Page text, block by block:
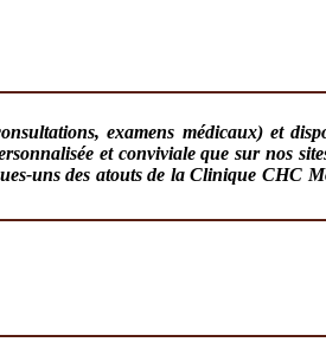
examens médicaux) et
et conviviale que sur nos
uns des atouts de la Clinique